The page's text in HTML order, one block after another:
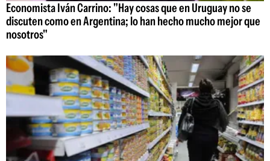
Economista Iván Carrino: "Hay cosas que en Uruguay no se
discuten como en Argentina; lo han hecho mucho mejor que
nosotros"